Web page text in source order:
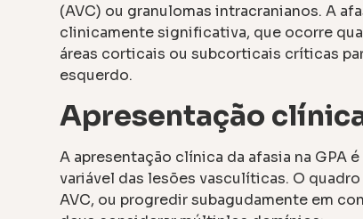
(AVC) ou granulomas intracranianos. A
clinicamente significativa, que ocorre
áreas corticais ou subcorticais críticas
esquerdo.
Apresentação
A apresentação clínica da afasia na GPA
variável das lesões vasculíticas. O
AVC, ou progredir subagudamente em